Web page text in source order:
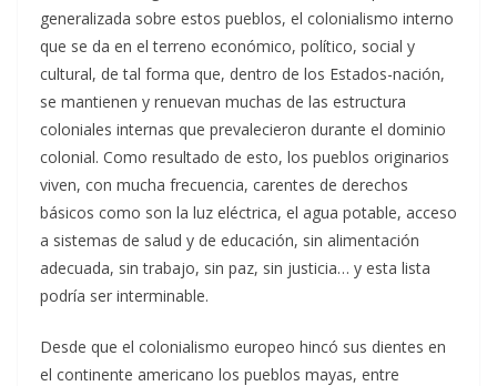
generalizada sobre estos pueblos, el colonialismo interno
que se da en el terreno económico, político, social y
cultural, de tal forma que, dentro de los Estados-nación,
se mantienen y renuevan muchas de las estructura
coloniales internas que prevalecieron durante el dominio
colonial. Como resultado de esto, los pueblos originarios
viven, con mucha frecuencia, carentes de derechos
básicos como son la luz eléctrica, el agua potable, acceso
a sistemas de salud y de educación, sin alimentación
adecuada, sin trabajo, sin paz, sin justicia… y esta lista
podría ser interminable.
Desde que el colonialismo europeo hincó sus dientes en
el continente americano los pueblos mayas, entre